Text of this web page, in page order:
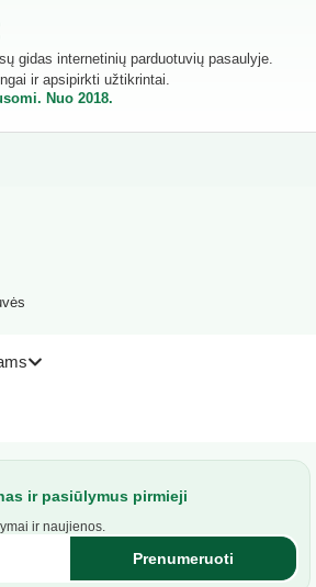
gidas internetinių parduotuvių pasaulyje.
ir apsipirkti užtikrintai.
Nuo 2018.
ir pasiūlymus pirmieji
ir naujienos.
Prenumeruoti